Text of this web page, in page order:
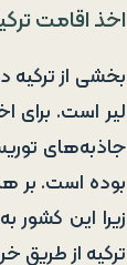
اخذ اقامت
بخشی از ترکیه
لیر است. برای
جاذبه‌های
بوده است. بر
زیرا این کشور
ترکیه از طریق خرید